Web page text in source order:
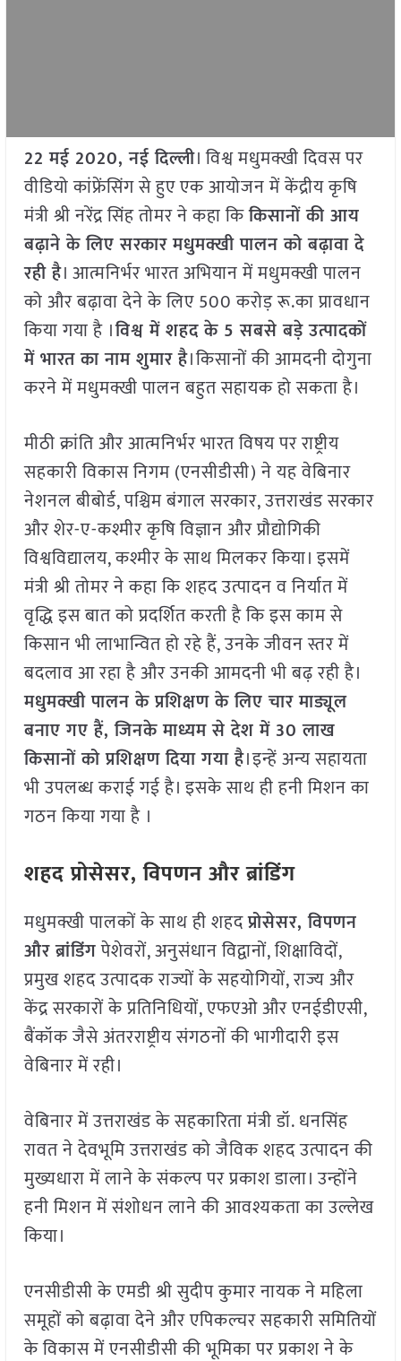
22 मई 2020, नई दिल्ली। विश्व मधुमक्खी दिवस पर
वीडियो कांफ्रेंसिंग से हुए एक आयोजन में केंद्रीय कृषि
मंत्री श्री नरेंद्र सिंह तोमर ने कहा किकिसानों की आय
बढ़ाने के लिए सरकार मधुमक्खी पालन को बढ़ावा दे
रही है। आत्मनिर्भर भारत अभियान में मधुमक्खी पालन
को और बढ़ावा देने के लिए 500 करोड़ रू.का प्रावधान
किया गया है ।विश्व में शहद के 5 सबसे बड़े उत्पादकों
में भारत का नाम शुमार है।किसानों की आमदनी दोगुना
करने में मधुमक्खी पालन बहुत सहायक हो सकता है।
मीठी क्रांति और आत्मनिर्भर भारत विषय पर राष्ट्रीय
सहकारी विकास निगम (एनसीडीसी) ने यह वेबिनार
नेशनल बीबोर्ड, पश्चिम बंगाल सरकार, उत्तराखंड सरकार
और शेर-ए-कश्मीर कृषि विज्ञान और प्रौद्योगिकी
विश्वविद्यालय, कश्मीर के साथ मिलकर किया। इसमें
मंत्री श्री तोमर ने कहा कि शहद उत्पादन व निर्यात में
वृद्धि इस बात को प्रदर्शित करती है कि इस काम से
किसान भी लाभान्वित हो रहे हैं, उनके जीवन स्तर में
बदलाव आ रहा है और उनकी आमदनी भी बढ़ रही है।
मधुमक्खी पालन के प्रशिक्षण के लिए चार माड्यूल
बनाए गए हैं, जिनके माध्यम से देश में 30 लाख
किसानों को प्रशिक्षण दिया गया है।इन्हें अन्य सहायता
भी उपलब्ध कराई गई है। इसके साथ ही हनी मिशन का
गठन किया गया है ।
शहद प्रोसेसर, विपणन और ब्रांडिंग
मधुमक्खी पालकों के साथ ही शहदप्रोसेसर, विपणन
और ब्रांडिंगपेशेवरों, अनुसंधान विद्वानों, शिक्षाविदों,
प्रमुख शहद उत्पादक राज्यों के सहयोगियों, राज्य और
केंद्र सरकारों के प्रतिनिधियों, एफएओ और एनईडीएसी,
बैंकॉक जैसे अंतरराष्ट्रीय संगठनों की भागीदारी इस
वेबिनार में रही।
वेबिनार में उत्तराखंड के सहकारिता मंत्री डॉ. धनसिंह
रावत ने देवभूमि उत्तराखंड को जैविक शहद उत्पादन की
मुख्यधारा में लाने के संकल्प पर प्रकाश डाला। उन्होंने
हनी मिशन में संशोधन लाने की आवश्यकता का उल्लेख
किया।
एनसीडीसी के एमडी श्री सुदीप कुमार नायक ने महिला
समूहों को बढ़ावा देने और एपिकल्चर सहकारी समितियों
के विकास में एनसीडीसी की भूमिका पर प्रकाश ने के